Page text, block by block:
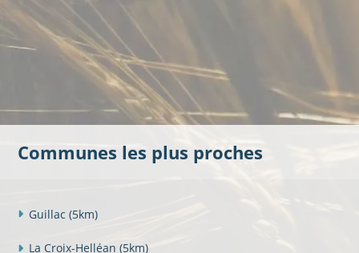
Communes les plus proches
Guillac (5km)
La Croix-Helléan (5km)